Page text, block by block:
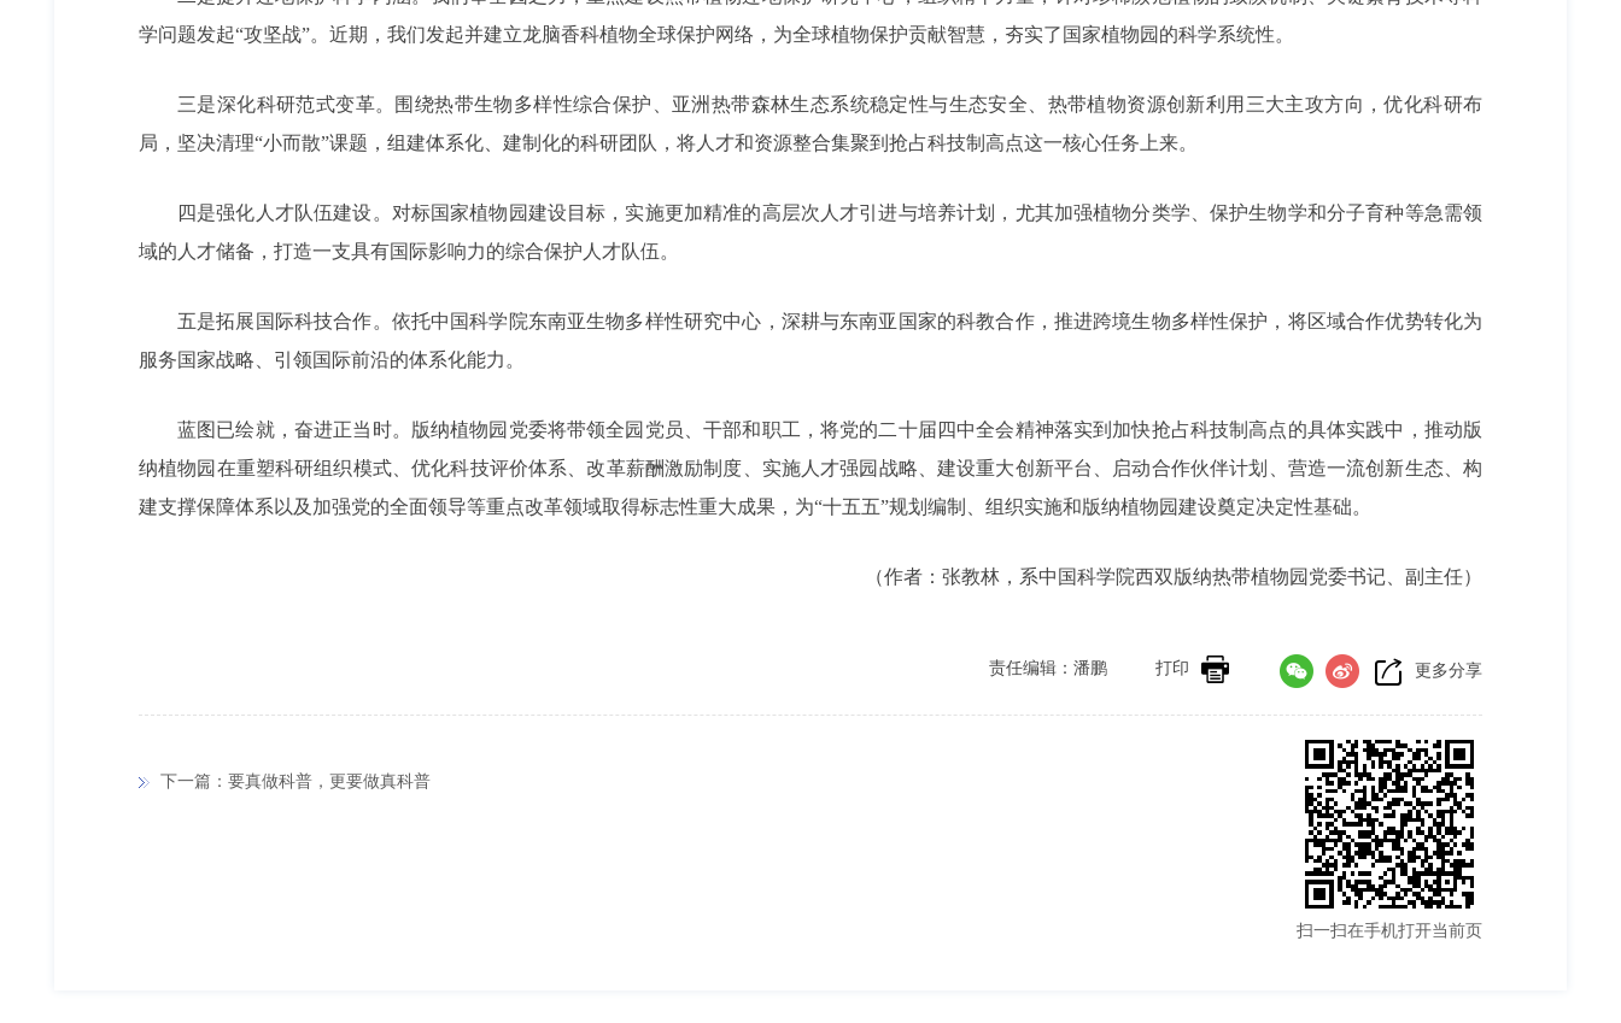
学问题发起“攻坚战”。近期，我们发起并建立龙脑香科植物全球保护网络，为全球植物保护贡献智慧，夯实了国家植物园的科学系统性。
三是深化科研范式变革。围绕热带生物多样性综合保护、亚洲热带森林生态系统稳定性与生态安全、热带植物资源创新利用三大主攻方向，优化科研布
局，坚决清理“小而散”课题，组建体系化、建制化的科研团队，将人才和资源整合集聚到抢占科技制高点这一核心任务上来。
四是强化人才队伍建设。对标国家植物园建设目标，实施更加精准的高层次人才引进与培养计划，尤其加强植物分类学、保护生物学和分子育种等急需领
域的人才储备，打造一支具有国际影响力的综合保护人才队伍。
五是拓展国际科技合作。依托中国科学院东南亚生物多样性研究中心，深耕与东南亚国家的科教合作，推进跨境生物多样性保护，将区域合作优势转化为
服务国家战略、引领国际前沿的体系化能力。
蓝图已绘就，奋进正当时。版纳植物园党委将带领全园党员、干部和职工，将党的二十届四中全会精神落实到加快抢占科技制高点的具体实践中，推动版
纳植物园在重塑科研组织模式、优化科技评价体系、改革薪酬激励制度、实施人才强园战略、建设重大创新平台、启动合作伙伴计划、营造一流创新生态、构
建支撑保障体系以及加强党的全面领导等重点改革领域取得标志性重大成果，为“十五五”规划编制、组织实施和版纳植物园建设奠定决定性基础。
（作者：张教林，系中国科学院西双版纳热带植物园党委书记、副主任）
更多分享
打印
责任编辑：潘鹏
下一篇：要真做科普，更要做真科普
扫一扫在手机打开当前页